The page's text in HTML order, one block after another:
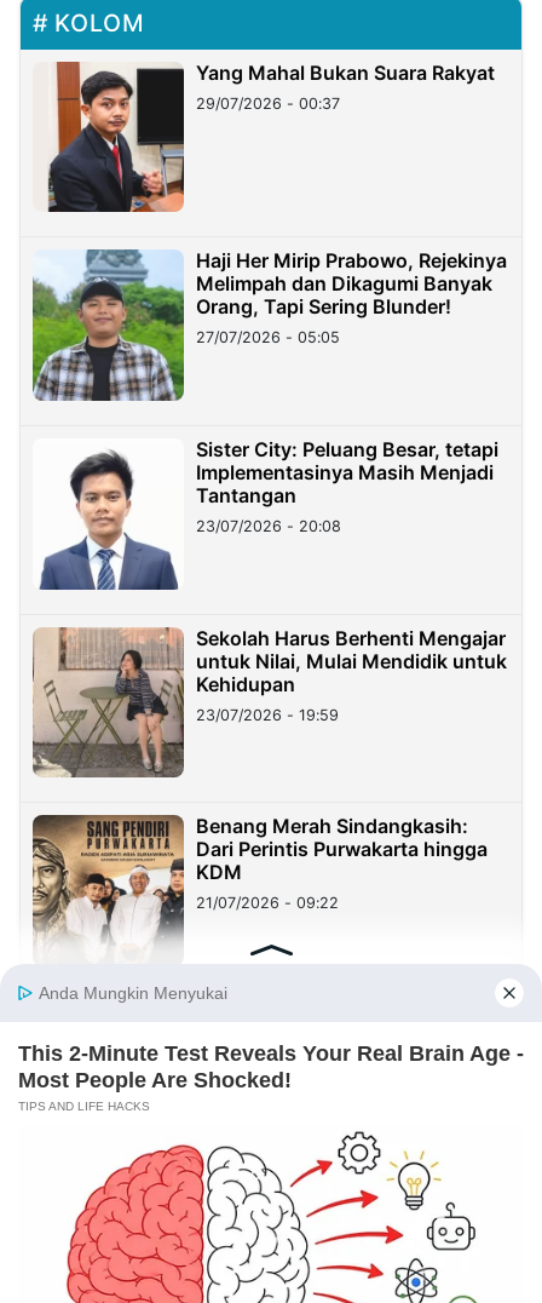
KOLOM
Yang Mahal Bukan Suara Rakyat
29/07/2026 - 00:37
Haji Her Mirip Prabowo, Rejekinya
Melimpah dan Dikagumi Banyak
Orang, Tapi Sering Blunder!
27/07/2026 - 05:05
Sister City: Peluang Besar, tetapi
Implementasinya Masih Menjadi
Tantangan
23/07/2026 - 20:08
Sekolah Harus Berhenti Mengajar
untuk Nilai, Mulai Mendidik untuk
Kehidupan
23/07/2026 - 19:59
Benang Merah Sindangkasih:
Dari Perintis Purwakarta hingga
KDM
21/07/2026 - 09:22
REDAKSI
KIRIM KARYA TENTANG KAMI
KIRIM BERITA MEDIA PARTNER
KABARBARU NETWORK